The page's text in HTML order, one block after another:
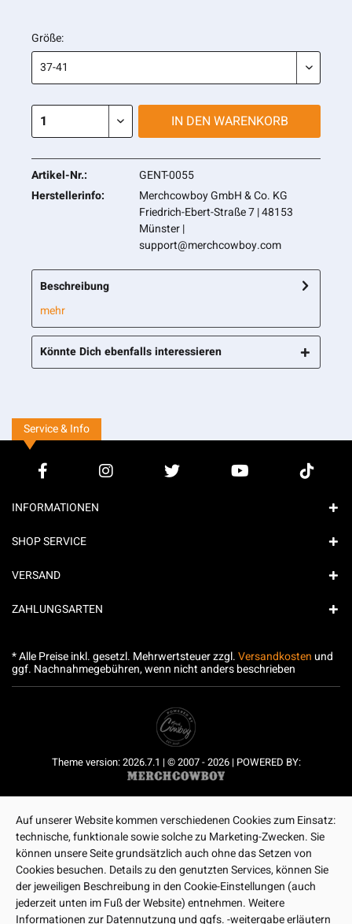
Größe:
IN DEN WARENKORB
Artikel-Nr.:
GENT-0055
Herstellerinfo:
Merchcowboy GmbH & Co. KG
Friedrich-Ebert-Straße 7 | 48153
Münster |
support@merchcowboy.com
Beschreibung
mehr
Könnte Dich ebenfalls interessieren
Service & Info
INFORMATIONEN
SHOP SERVICE
VERSAND
ZAHLUNGSARTEN
* Alle Preise inkl. gesetzl. Mehrwertsteuer zzgl.Versandkosten und
ggf. Nachnahmegebühren, wenn nicht anders beschrieben
Theme version: 2026.7.1 | © 2007 - 2026 | POWERED BY:
Auf unserer Website kommen verschiedenen Cookies zum Einsatz:
technische, funktionale sowie solche zu Marketing-Zwecken. Sie
können unsere Seite grundsätzlich auch ohne das Setzen von
Cookies besuchen. Details zu den genutzten Services, können Sie
der jeweiligen Beschreibung in den Cookie-Einstellungen (auch
jederzeit unten im Fuß der Website) entnehmen. Weitere
Informationen zur Datennutzung und ggfs. -weitergabe erläutern